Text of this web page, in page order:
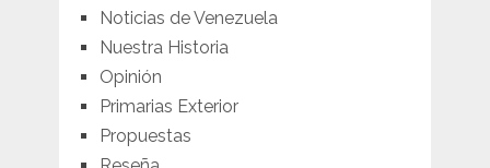
Noticias de Venezuela
Nuestra Historia
Opinión
Primarias Exterior
Propuestas